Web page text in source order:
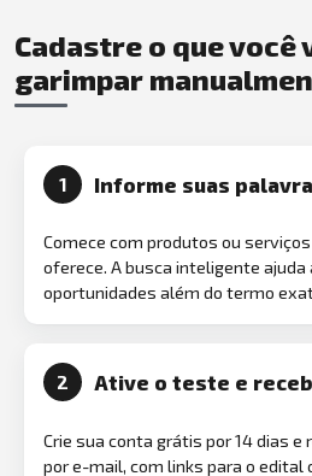
Cadastre o que você
garimpar
1 Informe suas
Comece com produtos ou
oferece. A busca inteligente ajuda
oportunidades além do termo
2 Ative o teste e
Crie sua conta grátis por 14 dias e
por e-mail, com links para o edital